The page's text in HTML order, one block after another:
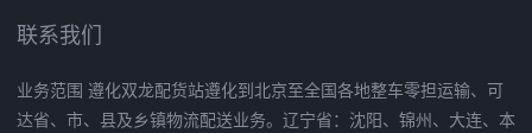
联系我们
业务范围 遵化双龙配货站遵化到北京至全国各地整车零担运输、可
达省、市、县及乡镇物流配送业务。辽宁省：沈阳、锦州、大连、本